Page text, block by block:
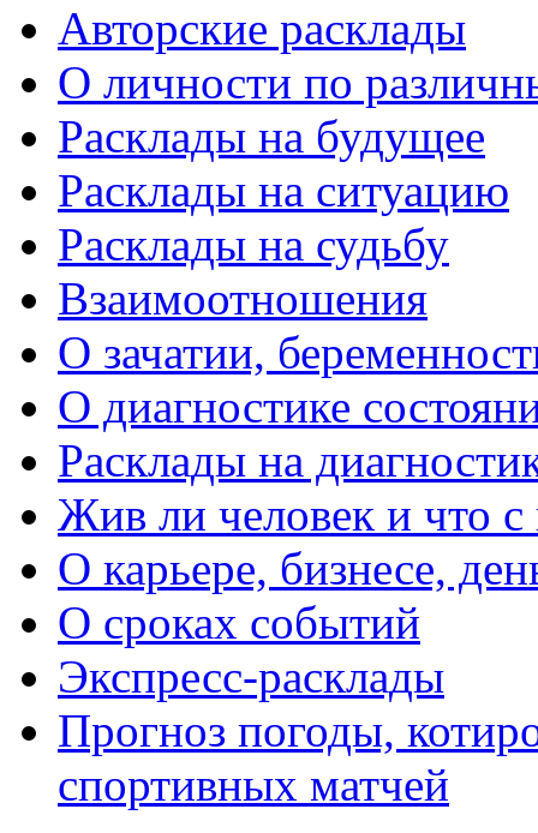
Авторские расклады
О личности по
Расклады на будущее
Расклады на ситуацию
Расклады на судьбу
Взаимоотношения
О зачатии,
О диагностике
Расклады на
Жив ли человек и что
О карьере, бизнесе,
О сроках событий
Экспресс-расклады
Прогноз погоды,
спортивных матчей